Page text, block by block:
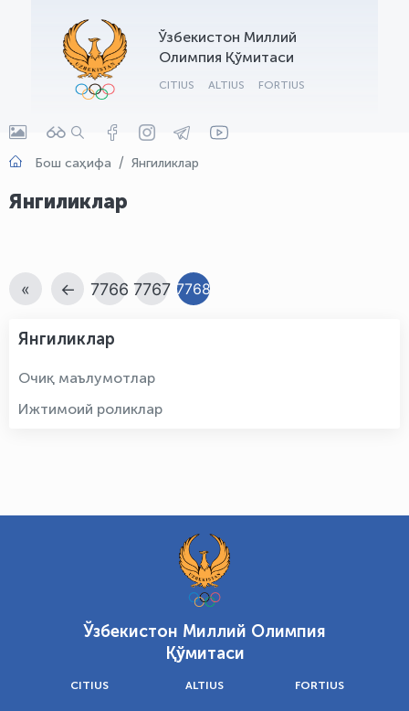
Ўзбекистон Миллий
Олимпия Қўмитаси
CITIUS ALTIUS FORTIUS
Бош саҳифа Янгиликлар
Янгиликлар
« ← 7766 7767 7768
Янгиликлар
Очиқ маълумотлар
Ижтимоий роликлар
Ўзбекистон Миллий Олимпия
Қўмитаси
CITIUS ALTIUS FORTIUS
OLYMPCHIK AI - yordamchi
Онлайн · olympic.uz